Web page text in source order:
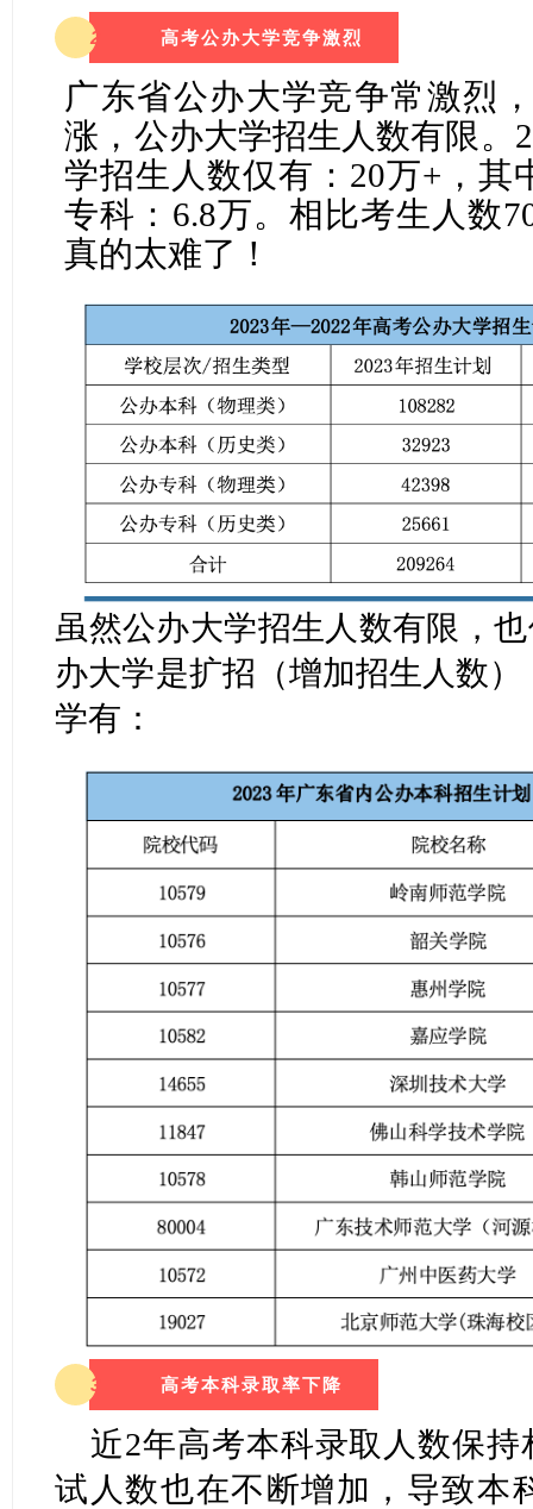
2 高考公办大学竞争激烈
广东省公办大学竞争常激烈
涨，公办大学招生人数有限。
学招生人数仅有： 20万+，其
专科： 6.8万。 相比考生 人数
真的太难了！
虽然公办大学招生人数有限，
办大学是扩招（增加招生人数）
学有：
3 高考本科录取率下降
近2年高考本科录取人数保
试人数也在不断增加，导致本